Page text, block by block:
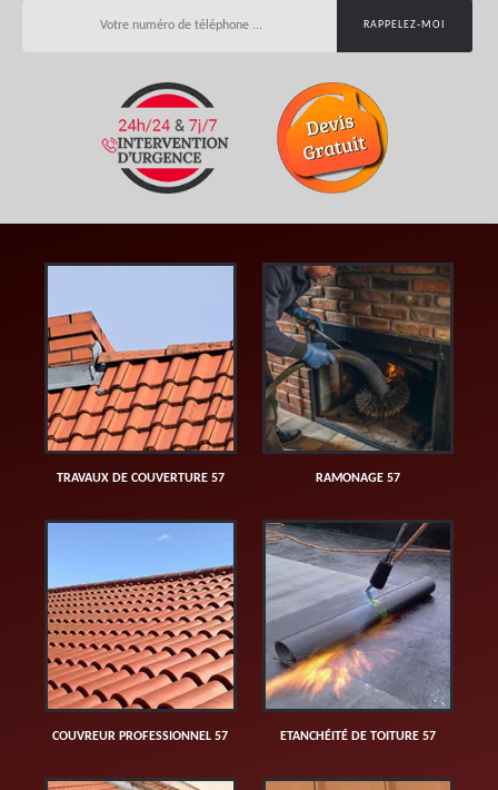
TRAVAUX DE COUVERTURE 57 RAMONAGE 57
COUVREUR PROFESSIONNEL 57 ETANCHÉITÉ DE TOITURE 57